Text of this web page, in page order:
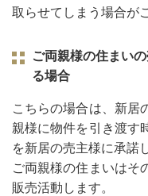
取らせてしまう場合が
ご両親様の住まい
る場合
こちらの場合は、新居
親様に物件を引き渡す
を新居の売主様に承諾
ご両親様の住まいはそ
販売活動します。